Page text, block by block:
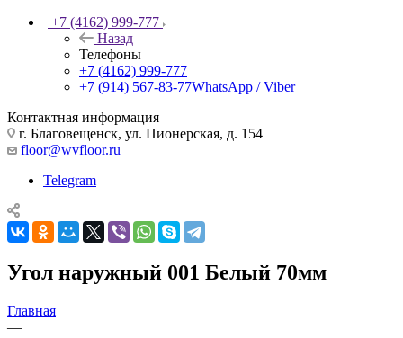
+7 (4162) 999-777
Назад
Телефоны
+7 (4162) 999-777
+7 (914) 567-83-77WhatsApp / Viber
Контактная информация
г. Благовещенск, ул. Пионерская, д. 154
floor@wvfloor.ru
Telegram
Угол наружный 001 Белый 70мм
Главная
—